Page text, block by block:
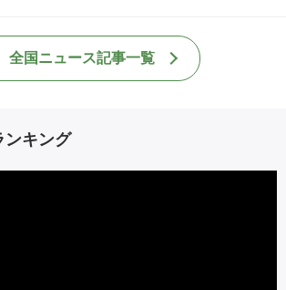
全国ニュース記事一覧
ンキング